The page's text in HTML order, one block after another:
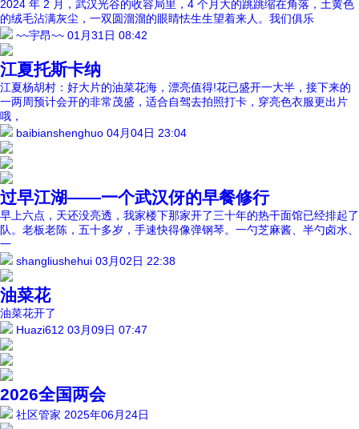
2024 年 2 月，武汉光谷的收容局里，4 个月大的跳跳缩在角落，土黄色
的绒毛沾满灰尘，一双圆溜溜的眼睛怯生生望着来人。我们俱乐
~~宇昂~~ 01月31日 08:42
江夏托斯卡纳
江夏杨胡村：好大片的油菜花海，漂亮值得!花已盛开一大半，接下来的
一两周预计会开的非常茂盛，适合自驾去拍照打卡，穿亮色衣服更出片
哦，
baibianshenghuo 04月04日 23:04
过早江湖——一个武汉伢的早餐修行
早上六点，天还没亮透，我家楼下那家开了三十年的热干面馆已经排起了
队。老板老陈，五十多岁，手速快得像弹钢琴。一勺芝麻酱、半勺卤水、
一
shangliushehui 03月02日 22:38
油菜花
油菜花开了
Huazi612 03月09日 07:47
2026全国两会
社区管家 2025年06月24日